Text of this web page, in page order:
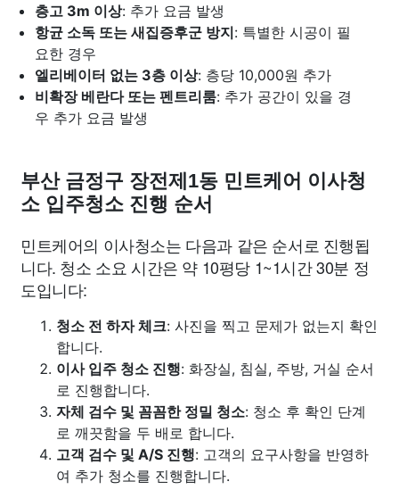
층고 3m 이상: 추가 요금 발생
항균 소독 또는 새집증후군 방지: 특별한 시공이 필
요한 경우
엘리베이터 없는 3층 이상: 층당 10,000원 추가
비확장 베란다 또는 펜트리룸: 추가 공간이 있을 경
우 추가 요금 발생
부산 금정구 장전제1동 민트케어 이사청
소 입주청소 진행 순서
민트케어의 이사청소는 다음과 같은 순서로 진행됩
니다. 청소 소요 시간은 약 10평당 1~1시간 30분 정
도입니다:
청소 전 하자 체크: 사진을 찍고 문제가 없는지 확인
합니다.
이사 입주 청소 진행: 화장실, 침실, 주방, 거실 순서
로 진행합니다.
자체 검수 및 꼼꼼한 정밀 청소: 청소 후 확인 단계
로 깨끗함을 두 배로 합니다.
고객 검수 및 A/S 진행: 고객의 요구사항을 반영하
여 추가 청소를 진행합니다.